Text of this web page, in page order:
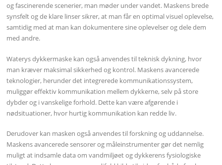
og fascinerende scenerier, man møder under vandet. Maskens brede
synsfelt og de klare linser sikrer, at man får en optimal visuel oplevelse,
samtidig med at man kan dokumentere sine oplevelser og dele dem
med andre.
Waterys dykkermaske kan også anvendes til teknisk dykning, hvor
man kræver maksimal sikkerhed og kontrol. Maskens avancerede
teknologier, herunder det integrerede kommunikationssystem,
muliggør effektiv kommunikation mellem dykkerne, selv på store
dybder og i vanskelige forhold. Dette kan være afgørende i
nødsituationer, hvor hurtig kommunikation kan redde liv.
Derudover kan masken også anvendes til forskning og uddannelse.
Maskens avancerede sensorer og måleinstrumenter gør det nemlig
muligt at indsamle data om vandmiljøet og dykkerens fysiologiske